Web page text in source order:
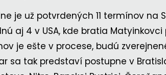
je už potvrdených 11 termínov na
aj 4 v USA, kde bratia Matyinkovci
je ešte v procese, budú
sa tak predstaví postupne v